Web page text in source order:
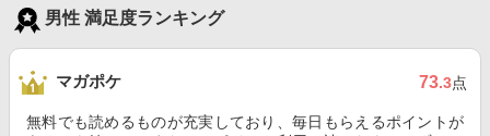
男性 満足度ランキング
マガポケ 73.3点
無料でも読めるものが充実しており、毎日もらえるポイントが